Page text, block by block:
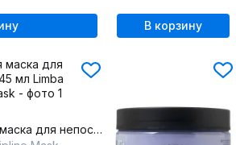
В корзину
Дисциплинирующая маска для непослушных волос 245 мл